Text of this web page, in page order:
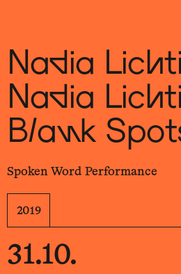
Nadia
Nadia
Blank
Spoken Word Performance
2019
31.10.